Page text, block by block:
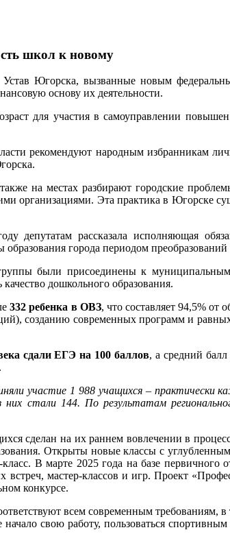
школ к новому
Югорска, вызванные новым
основу их деятельности.
для участия в самоуправлении
рекомендуют народным избранникам
на местах разбирают городские
организациями. Эта практика в Югорске
рассказала исполняющая
города периодом
были присоединены к
дошкольного образования.
332 ребенка в ОВЗ, что составляет 94,5% от
созданию современных программ и
сдали ЕГЭ на 100 баллов, а средний
.
участие 1 988 учащихся – практически
них стали 144. По результатам
сделан на их раннем вовлечении в
Открыты новые классы с
В марте 2025 года на базе первичного
мастер-классов и игр. Проект
конкурсе.
всем современным требованиям,
свою работу, пользоваться